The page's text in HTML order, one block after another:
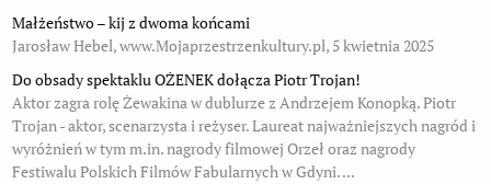
Małżeństwo – kij z dwoma końcami
Jarosław Hebel, www.Mojaprzestrzenkultury.pl, 5 kwietnia 2025
Do obsady spektaklu OŻENEK dołącza Piotr Trojan!
Aktor zagra rolę Żewakina w dublurze z Andrzejem Konopką. Piotr
Trojan - aktor, scenarzysta i reżyser. Laureat najważniejszych nagród i
wyróżnień w tym m.in. nagrody filmowej Orzeł oraz nagrody
Festiwalu Polskich Filmów Fabularnych w Gdyni. ...